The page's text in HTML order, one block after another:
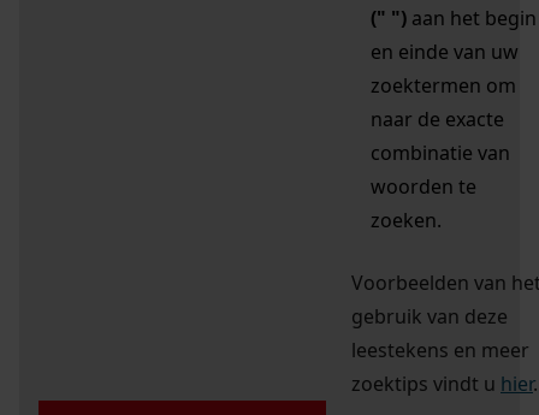
(" ") aan het begin
en einde van uw
zoektermen om
naar de exacte
combinatie van
woorden te
zoeken.
Voorbeelden van
gebruik van deze
leestekens en meer
zoektips vindt u hier.